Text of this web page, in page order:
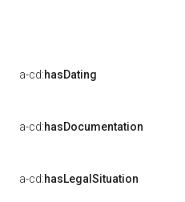
a-cd:hasDating
a-cd:hasDocumentation
a-cd:hasLegalSituation